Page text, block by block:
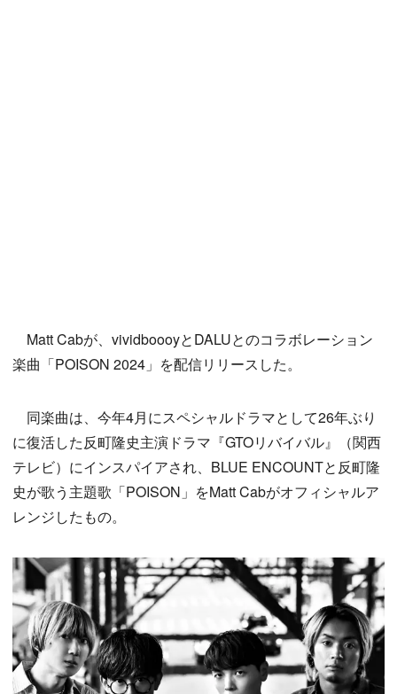
Matt Cabが、vividboooyとDALUとのコラボレーション
楽曲「POISON 2024」を配信リリースした。
同楽曲は、今年4月にスペシャルドラマとして26年ぶり
に復活した反町隆史主演ドラマ『GTOリバイバル』（関西
テレビ）にインスパイアされ、BLUE ENCOUNTと反町隆
史が歌う主題歌「POISON」をMatt Cabがオフィシャルア
レンジしたもの。